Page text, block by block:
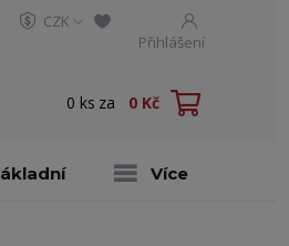
CZK
Přihlášení
0 ks za 0 Kč
Více